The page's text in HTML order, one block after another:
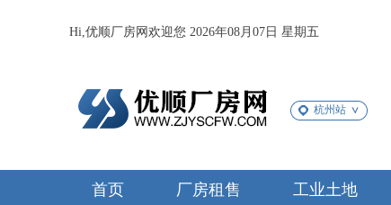
Hi,优顺厂房网欢迎您 2026年08月07日 星期五
杭州站
首页 厂房租售 工业土地